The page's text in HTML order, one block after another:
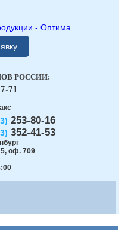
253-80-16
352-41-53
оф. 709
РОССИИ:
71